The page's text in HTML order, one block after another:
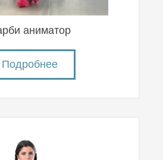
аниматор
Подробнее